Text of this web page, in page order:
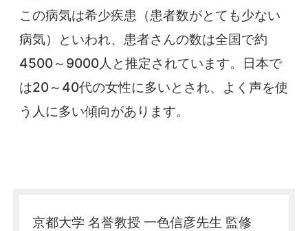
この病気は希少疾患（患者数がとても少ない
病気）といわれ、患者さんの数は全国で約
4500～9000人と推定されています。日本で
は20～40代の女性に多いとされ、よく声を使
う人に多い傾向があります。
京都大学 名誉教授 一色信彦先生 監修